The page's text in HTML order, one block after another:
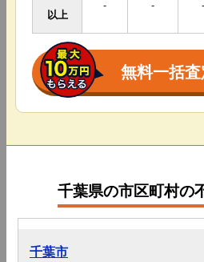
以上
- - -
無料一括
千葉県の市区町村の
千葉市